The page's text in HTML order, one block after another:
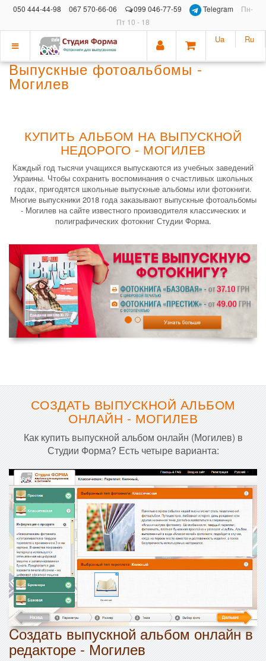
050 444-44-98 067 570-66-06 099 046-77-59 Telegram
Пн-
Пт 10 - 18
Показать
меню
Ua Ru
Выпускные фотоальбомы -
Могилев
КУПИТЬ АЛЬБОМ НА ВЫПУСКНОЙ
НЕДОРОГО - МОГИЛЕВ
Каждый год тысячи учащихся выпускаются из учебных заведений
Украины. Чтобы сохранить воспоминания о счастливых школьных
годах, пригодятся школьные выпускные альбомы или фотокниги.
Многие выпускники 2018 года заказывают выпускные фотоальбомы
- Могилев на сайте известного производителя классических и
полиграфических фотокниг Студии Форма.
СОЗДАТЬ ВЫПУСКНОЙ АЛЬБОМ
ОНЛАЙН - МОГИЛЕВ
Как купить выпускной альбом онлайн (Могилев) в
Студии Форма? Есть четыре варианта:
Cоздать выпускной альбом онлайн в
редакторе - Могилев